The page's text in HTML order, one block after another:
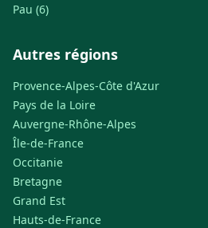
Pau (6)
Autres régions
Provence-Alpes-Côte d'Azur
Pays de la Loire
Auvergne-Rhône-Alpes
Île-de-France
Occitanie
Bretagne
Grand Est
Hauts-de-France